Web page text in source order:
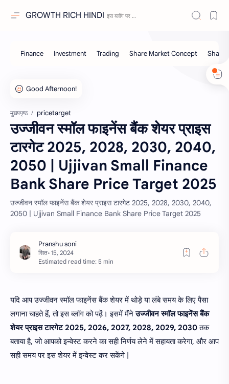
GROWTH RICH HINDI
मुख्यपृष्ठ pricetarget
उज्जीवन स्मॉल फाइनेंस बैंक शेयर प्राइस
टारगेट 2025, 2028, 2030, 2040,
2050 | Ujjivan Small Finance
Bank Share Price Target 2025
उज्जीवन स्मॉल फाइनेंस बैंक शेयर प्राइस टारगेट 2025, 2028, 2030, 2040,
2050 | Ujjivan Small Finance Bank Share Price Target 2025
Estimated read time: 5 min
यदि आप उज्जीवन स्मॉल फाइनेंस बैंक शेयर में थोड़े या लंबे समय के लिए पैसा
लगाना चाहते हैं, तो इस ब्लॉग को पढ़ें। इसमें मैंनेउज्जीवन स्मॉल फाइनेंस बैंक
शेयर प्राइस टारगेट 2025, 2026, 2027, 2028, 2029, 2030तक
बताया है, जो आपको इन्वेस्ट करने का सही निर्णय लेने में सहायता करेगा, और आप
सही समय पर इस शेयर में इन्वेस्ट कर सकेंगे |